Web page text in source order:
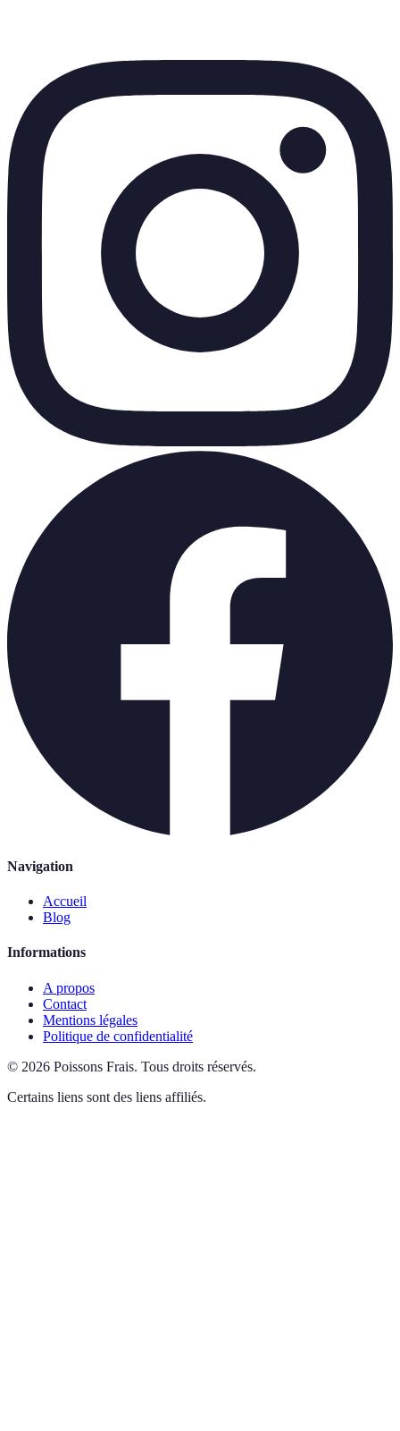
Navigation
Accueil
Blog
Informations
A propos
Contact
Mentions légales
Politique de confidentialité
© 2026 Poissons Frais. Tous droits réservés.
Certains liens sont des liens affiliés.